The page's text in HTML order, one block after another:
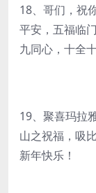
18、哥们，祝
平安，五福临
九同心，十全
19、聚喜玛拉
山之祝福，吸
新年快乐！